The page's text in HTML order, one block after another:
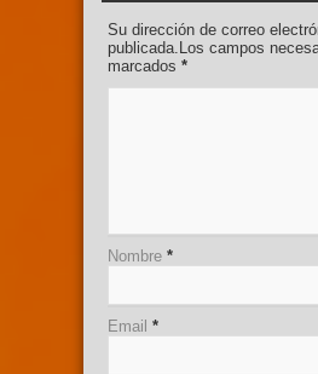
Su dirección de correo
publicada.Los campos
marcados *
Nombre *
Email *